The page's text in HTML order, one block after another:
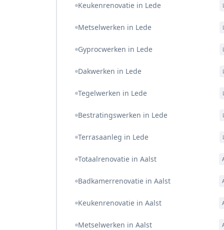
Keukenrenovatie in Lede
Metselwerken in Lede
Gyprocwerken in Lede
Dakwerken in Lede
Tegelwerken in Lede
Bestratingswerken in Lede
Terrasaanleg in Lede
Totaalrenovatie in Aalst
Badkamerrenovatie in Aalst
Keukenrenovatie in Aalst
Metselwerken in Aalst